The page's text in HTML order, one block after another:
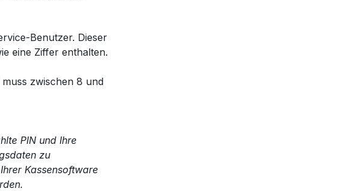
Benutzer. Dieser
eine Ziffer enthalten.
zwischen 8 und
PIN und Ihre
zu
Kassensoftware